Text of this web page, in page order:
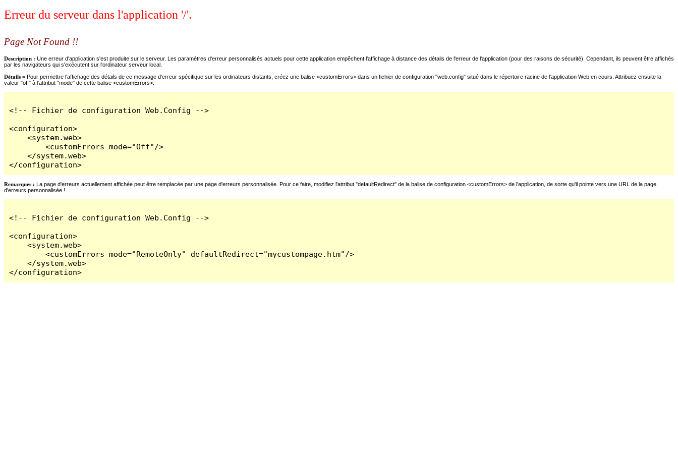
Erreur du serveur dans l'application '/'.
Page Not Found !!
Description : Une erreur d'application s'est produite sur le serveur. Les paramètres d'erreur personnalisés actuels pour cette application empêchent l'affichage à distance des détails de l'erreur de l'application (pour des raisons de sécurité). Cependant, ils peuvent être affichés
par les navigateurs qui s'exécutent sur l'ordinateur serveur local.
Détails = Pour permettre l'affichage des détails de ce message d'erreur spécifique sur les ordinateurs distants, créez une balise <customErrors> dans un fichier de configuration "web.config" situé dans le répertoire racine de l'application Web en cours. Attribuez ensuite la
valeur "off" à l'attribut "mode" de cette balise <customErrors>.
<!-- Fichier de configuration Web.Config -->
<configuration>
    <system.web>
        <customErrors mode="Off"/>
    </system.web>
</configuration>
Remarques : La page d'erreurs actuellement affichée peut être remplacée par une page d'erreurs personnalisée. Pour ce faire, modifiez l'attribut "defaultRedirect" de la balise de configuration <customErrors> de l'application, de sorte qu'il pointe vers une URL de la page
d'erreurs personnalisée !
<!-- Fichier de configuration Web.Config -->
<configuration>
    <system.web>
        <customErrors mode="RemoteOnly" defaultRedirect="mycustompage.htm"/>
    </system.web>
</configuration>